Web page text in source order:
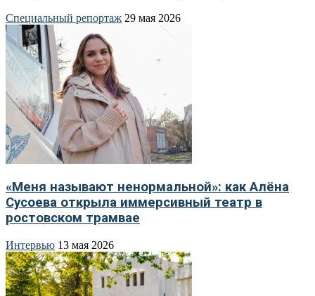
Специальный репортаж 29 мая 2026
«Меня называют ненормальной»: как Алёна
Сусоева открыла иммерсивный театр в
ростовском трамвае
Интервью 13 мая 2026